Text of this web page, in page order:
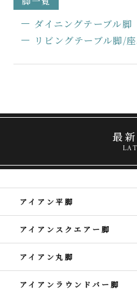
ダイニングテーブル脚
リビングテーブル脚/
最
アイアン平脚
アイアンスクエアー脚
アイアン丸脚
アイアンラウンドバー脚